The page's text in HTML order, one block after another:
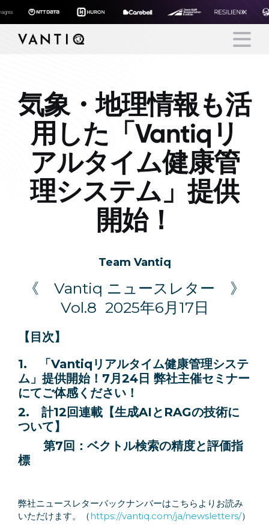
Platform
Solutions
Partners
Company
気象・地理情報も活
用した「Vantiqリ
アルタイム健康管
理システム」提供
開始！
Team Vantiq
《 Vantiq ニュースレター 》
Vol.8 2025年6月17日
【目次】
1. 「Vantiqリアルタイム健康管理システ
ム」提供開始！7月24日 弊社主催セミナー
にてご体感ください！
2. 計12回連載【生成AIとRAGの技術に
ついて】
第7回：ベクトル検索の精度と評価指
標
弊社ニュースレターバックナンバーはこちらよりお読み
いただけます。（https://vantiq.com/ja/newsletters/）